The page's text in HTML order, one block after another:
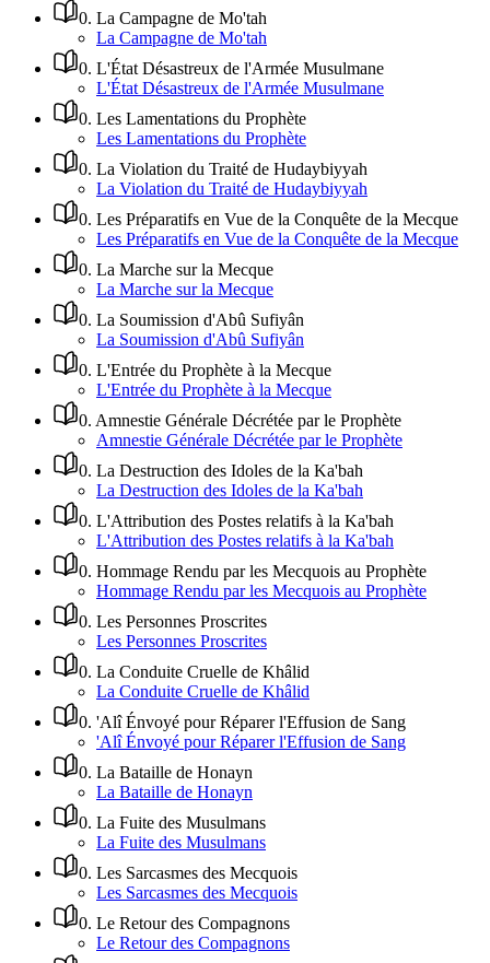
0. La Campagne de Mo'tah
La Campagne de Mo'tah
0. L'État Désastreux de l'Armée Musulmane
L'État Désastreux de l'Armée Musulmane
0. Les Lamentations du Prophète
Les Lamentations du Prophète
0. La Violation du Traité de Hudaybiyyah
La Violation du Traité de Hudaybiyyah
0. Les Préparatifs en Vue de la Conquête de la Mecque
Les Préparatifs en Vue de la Conquête de la Mecque
0. La Marche sur la Mecque
La Marche sur la Mecque
0. La Soumission d'Abû Sufiyân
La Soumission d'Abû Sufiyân
0. L'Entrée du Prophète à la Mecque
L'Entrée du Prophète à la Mecque
0. Amnestie Générale Décrétée par le Prophète
Amnestie Générale Décrétée par le Prophète
0. La Destruction des Idoles de la Ka'bah
La Destruction des Idoles de la Ka'bah
0. L'Attribution des Postes relatifs à la Ka'bah
L'Attribution des Postes relatifs à la Ka'bah
0. Hommage Rendu par les Mecquois au Prophète
Hommage Rendu par les Mecquois au Prophète
0. Les Personnes Proscrites
Les Personnes Proscrites
0. La Conduite Cruelle de Khâlid
La Conduite Cruelle de Khâlid
0. 'Alî Énvoyé pour Réparer l'Effusion de Sang
'Alî Énvoyé pour Réparer l'Effusion de Sang
0. La Bataille de Honayn
La Bataille de Honayn
0. La Fuite des Musulmans
La Fuite des Musulmans
0. Les Sarcasmes des Mecquois
Les Sarcasmes des Mecquois
0. Le Retour des Compagnons
Le Retour des Compagnons